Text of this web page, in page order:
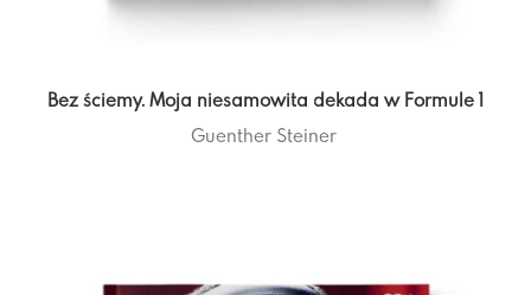
Bez ściemy. Moja niesamowita dekada w Formule 1
Guenther Steiner